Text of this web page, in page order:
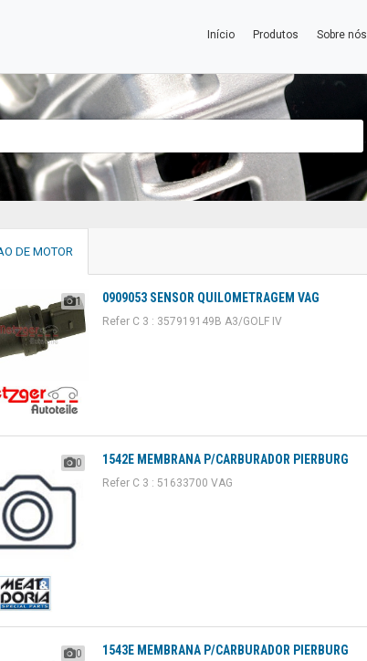
Início Produtos Sobre nós
DE MOTOR
1 0909053 SENSOR QUILOMETRAGEM VAG
Refer C 3 : 357919149B A3/GOLF IV
0 1542E MEMBRANA P/CARBURADOR PIERBURG
Refer C 3 : 51633700 VAG
0 1543E MEMBRANA P/CARBURADOR PIERBURG